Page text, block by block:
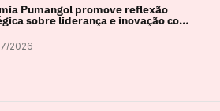
Pumangol promove reflexão
sobre liderança e inovação com
internacional Nadim Habib
2026